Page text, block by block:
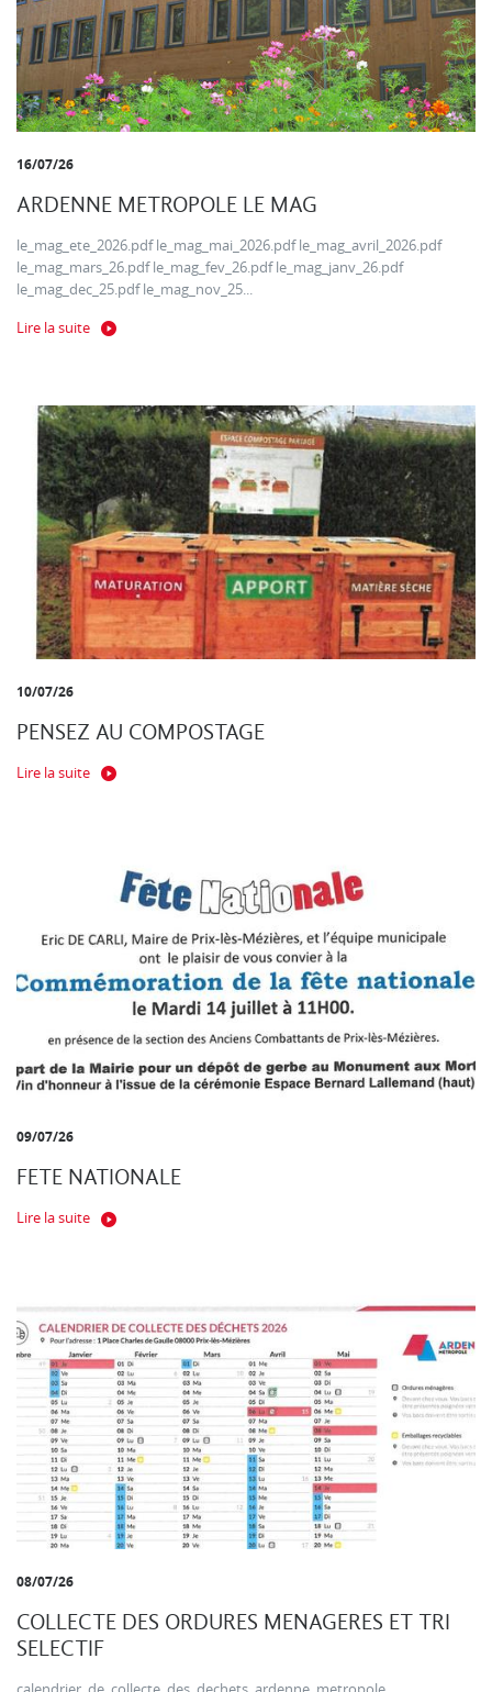
16/07/26
ARDENNE METROPOLE LE MAG
le_mag_ete_2026.pdf le_mag_mai_2026.pdf le_mag_avril_2026.pdf
le_mag_mars_26.pdf le_mag_fev_26.pdf le_mag_janv_26.pdf
le_mag_dec_25.pdf le_mag_nov_25...
Lire la suite
10/07/26
PENSEZ AU COMPOSTAGE
Lire la suite
09/07/26
FETE NATIONALE
Lire la suite
08/07/26
COLLECTE DES ORDURES MENAGERES ET TRI
SELECTIF